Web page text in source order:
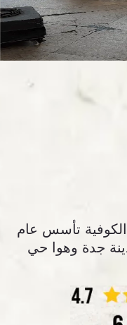
تأسس عام
جدة وهوا حي